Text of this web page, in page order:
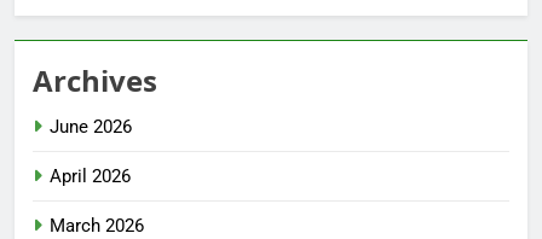
Archives
June 2026
April 2026
March 2026